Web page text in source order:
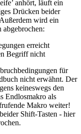
anhört, läuft ein
Drücken beider
wird ein
erreicht
Begriff nicht
für
nicht erwähnt. Der
keineswegs den
Endlosmakro als
Makro weiter!
Shift-Tasten - hier